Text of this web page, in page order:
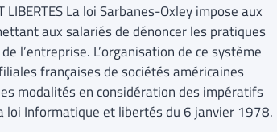
LIBERTES La loi Sarbanes-Oxley impose aux
aux salariés de dénoncer les pratiques
l’entreprise. L’organisation de ce système
françaises de sociétés américaines
modalités en considération des impératifs
loi Informatique et libertés du 6 janvier 1978.